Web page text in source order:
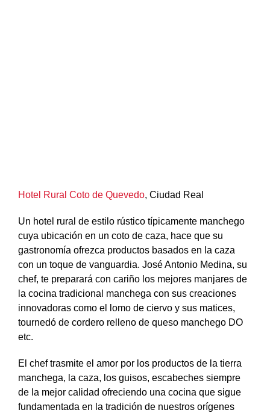
Hotel Rural Coto de Quevedo, Ciudad Real
Un hotel rural de estilo rústico típicamente manchego
cuya ubicación en un coto de caza, hace que su
gastronomía ofrezca productos basados en la caza
con un toque de vanguardia. José Antonio Medina, su
chef, te preparará con cariño los mejores manjares de
la cocina tradicional manchega con sus creaciones
innovadoras como el lomo de ciervo y sus matices,
tournedó de cordero relleno de queso manchego DO
etc.
El chef trasmite el amor por los productos de la tierra
manchega, la caza, los guisos, escabeches siempre
de la mejor calidad ofreciendo una cocina que sigue
fundamentada en la tradición de nuestros orígenes